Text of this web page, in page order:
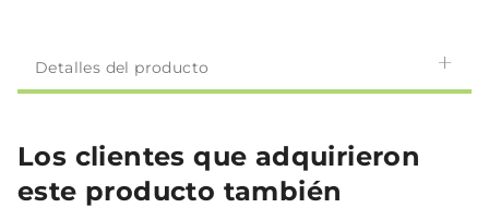
Detalles del producto
Los clientes que adquirieron
este producto también